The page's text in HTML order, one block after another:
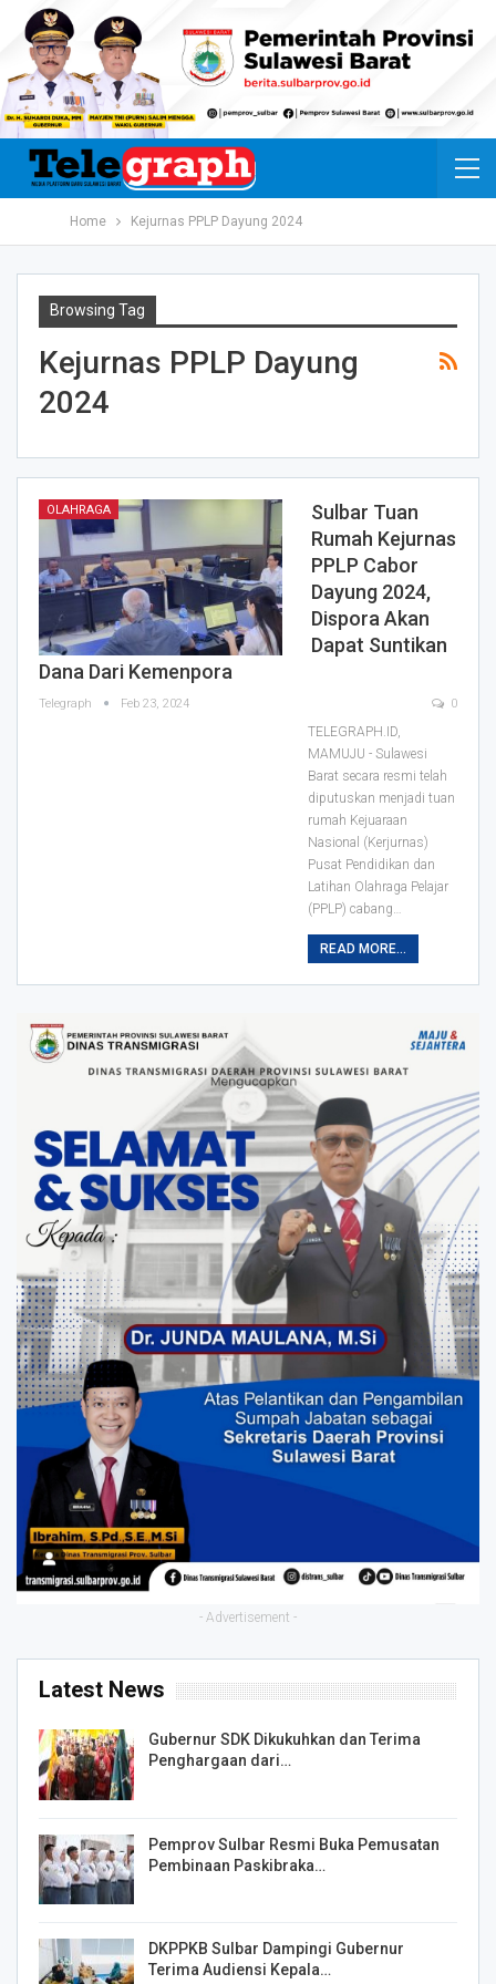
Home Kejurnas PPLP Dayung 2024
Browsing Tag
Kejurnas PPLP Dayung
2024
OLAHRAGA
Sulbar Tuan
Rumah Kejurnas
PPLP Cabor
Dayung 2024,
Dispora Akan
Dapat Suntikan
Dana Dari Kemenpora
Telegraph Feb 23, 2024 0
TELEGRAPH.ID,
MAMUJU - Sulawesi
Barat secara resmi telah
diputuskan menjadi tuan
rumah Kejuaraan
Nasional (Kerjurnas)
Pusat Pendidikan dan
Latihan Olahraga Pelajar
(PPLP) cabang…
READ MORE...
- Advertisement -
Latest News
Gubernur SDK Dikukuhkan dan Terima
Penghargaan dari…
Pemprov Sulbar Resmi Buka Pemusatan
Pembinaan Paskibraka…
DKPPKB Sulbar Dampingi Gubernur
Terima Audiensi Kepala…